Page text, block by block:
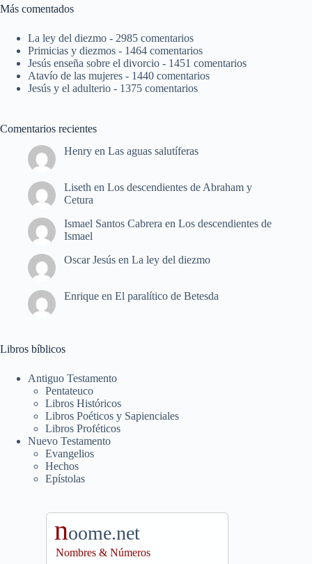
Más comentados
La ley del diezmo - 2985 comentarios
Primicias y diezmos - 1464 comentarios
Jesús enseña sobre el divorcio - 1451 comentarios
Atavío de las mujeres - 1440 comentarios
Jesús y el adulterio - 1375 comentarios
Comentarios recientes
Henry en Las aguas salutíferas
Liseth en Los descendientes de Abraham y
Cetura
Ismael Santos Cabrera en Los descendientes de
Ismael
Oscar Jesús en La ley del diezmo
Enrique en El paralítico de Betesda
Libros bíblicos
Antiguo Testamento
Pentateuco
Libros Históricos
Libros Poéticos y Sapienciales
Libros Proféticos
Nuevo Testamento
Evangelios
Hechos
Epístolas
noome.net
Nombres & Números